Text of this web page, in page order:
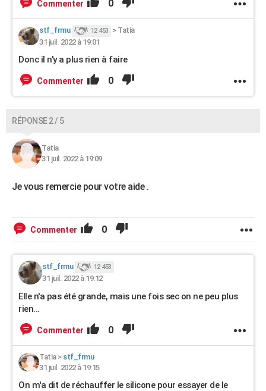
Commenter 0
stf_frmu 12 453 > Tatia
31 juil. 2022 à 19:01
Donc il n'y a plus rien à faire
Commenter 0
RÉPONSE 2 / 5
Tatia
31 juil. 2022 à 19:09
Je vous remercie pour votre aide .
Commenter 0
stf_frmu 12 453
31 juil. 2022 à 19:12
Elle n'a pas été grande, mais une fois sec on ne peu plus
rien...
Commenter 0
Tatia> stf_frmu
31 juil. 2022 à 19:15
On m'a dit de réchauffer le silicone pour essayer de le